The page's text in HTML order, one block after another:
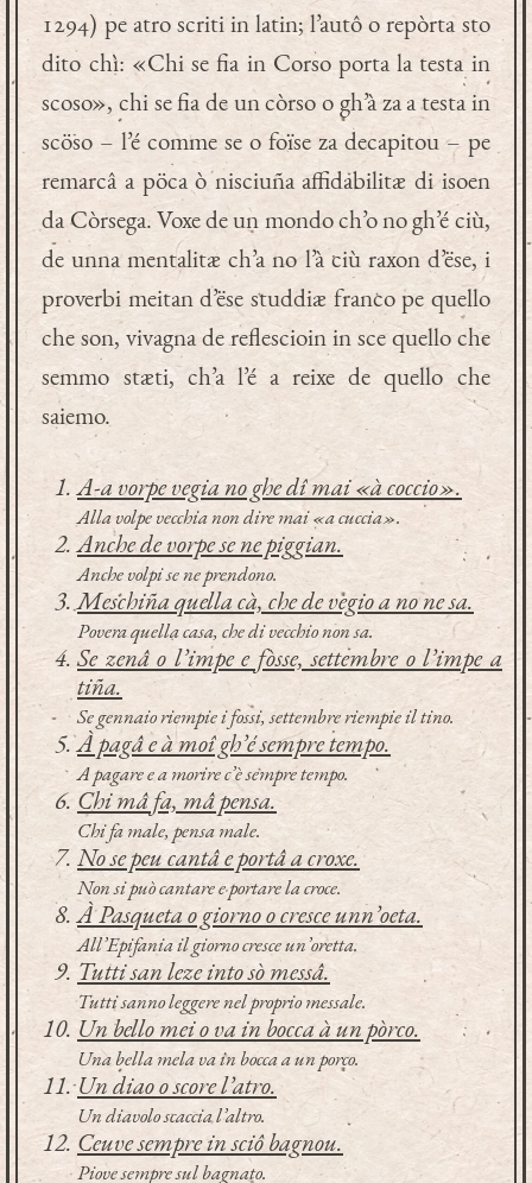
1294) pe atro scriti in latin; l’autô o repòrta sto
dito chì: «Chi se fia in Corso porta la testa in
scoso», chi se fia de un còrso o gh’à za a testa in
scöso – l’é comme se o foïse za decapitou – pe
remarcâ a pöca ò nisciuña affidabilitæ di isoen
da Còrsega. Voxe de un mondo ch’o no gh’é ciù,
de unna mentalitæ ch’a no l’à ciù raxon d’ëse, i
proverbi meitan d’ëse studdiæ franco pe quello
che son, vivagna de reflescioin in sce quello che
semmo stæti, ch’a l’é a reixe de quello che
saiemo.
A-a vorpe vegia no ghe dî mai «à coccio».
Alla volpe vecchia non dire mai «a cuccia».
Anche de vorpe se ne piggian.
Anche volpi se ne prendono.
Meschiña quella cà, che de vegio a no ne sa.
Povera quella casa, che di vecchio non sa.
Se zenâ o l’impe e fòsse, settembre o l’impe a
tiña.
Se gennaio riempie i fossi, settembre riempie il tino.
À pagâ e à moî gh’é sempre tempo.
A pagare e a morire c’è sempre tempo.
Chi mâ fa, mâ pensa.
Chi fa male, pensa male.
No se peu cantâ e portâ a croxe.
Non si può cantare e portare la croce.
À Pasqueta o giorno o cresce unn’oeta.
All’Epifania il giorno cresce un’oretta.
Tutti san leze into sò messâ.
Tutti sanno leggere nel proprio messale.
Un bello mei o va in bocca à un pòrco.
Una bella mela va in bocca a un porco.
Un diao o score l’atro.
Un diavolo scaccia l’altro.
Ceuve sempre in sciô bagnou.
Piove sempre sul bagnato.